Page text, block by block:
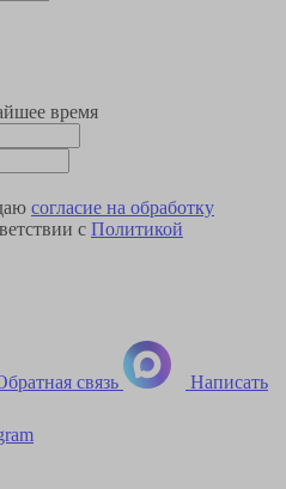
время
согласие на обработку
с Политикой
связь Написать